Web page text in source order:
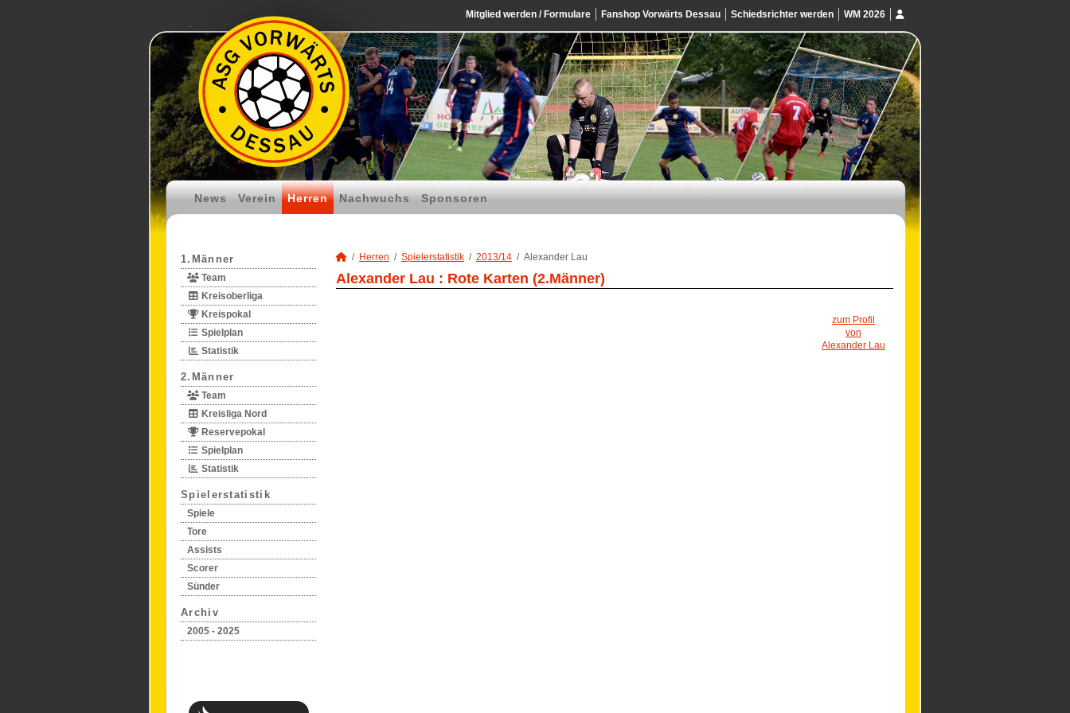
Mitglied werden / Formulare Fanshop Vorwärts Dessau Schiedsrichter werden WM 2026
News Verein Herren Nachwuchs Sponsoren
1.Männer
Team
Kreisoberliga
Kreispokal
Spielplan
Statistik
2.Männer
Team
Kreisliga Nord
Reservepokal
Spielplan
Statistik
Spielerstatistik
Spiele
Tore
Assists
Scorer
Sünder
Archiv
2005 - 2025
Herren Spielerstatistik 2013/14 Alexander Lau
Alexander Lau : Rote Karten (2.Männer)
zum Profil
von
Alexander Lau